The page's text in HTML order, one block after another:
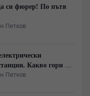
си фюрер! По пътя
Петков
Какво гори в
Петков